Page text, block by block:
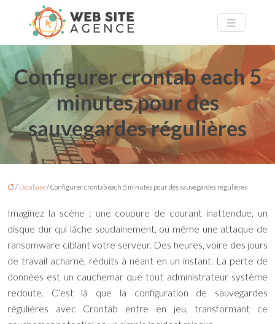
Configurer crontab each 5
minutes pour des
sauvegardes régulières
/ Database/ Configurer crontab each 5 minutes pour des sauvegardes régulières
Imaginez la scène : une coupure de courant inattendue, un
disque dur qui lâche soudainement, ou même une attaque de
ransomware ciblant votre serveur. Des heures, voire des jours
de travail acharné, réduits à néant en un instant. La perte de
données est un cauchemar que tout administrateur système
redoute. C’est là que la configuration de sauvegardes
régulières avec Crontab entre en jeu, transformant ce